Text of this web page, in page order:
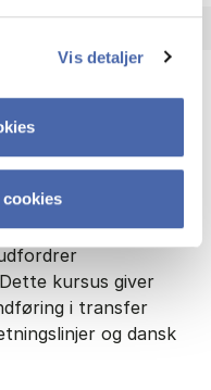
Vis detaljer
– og hvordan
kursus giver
i transfer
og dansk